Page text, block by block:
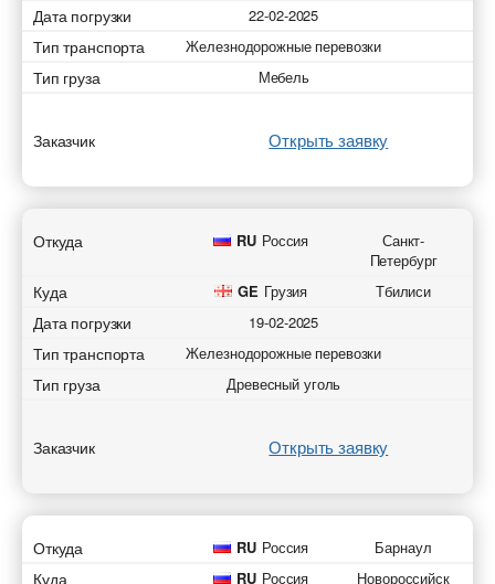
Дата погрузки 22-02-2025
Тип транспорта Железнодорожные перевозки
Тип груза Мебель
Заказчик Открыть заявку
Откуда RU Россия
Санкт-
Петербург
Куда GE Грузия Тбилиси
Дата погрузки 19-02-2025
Тип транспорта Железнодорожные перевозки
Тип груза Древесный уголь
Заказчик Открыть заявку
Откуда RU Россия Барнаул
Куда RU Россия Новороссийск